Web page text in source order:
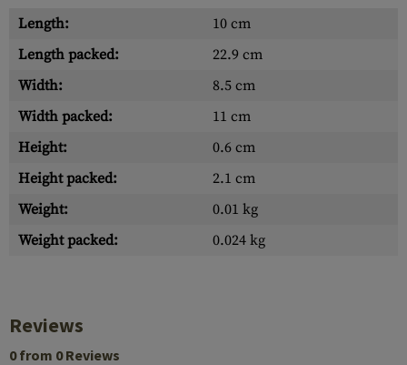
Length:
10 cm
Length packed:
22.9 cm
Width:
8.5 cm
Width packed:
11 cm
Height:
0.6 cm
Height packed:
2.1 cm
Weight:
0.01 kg
Weight packed:
0.024 kg
Reviews
0 from 0 Reviews